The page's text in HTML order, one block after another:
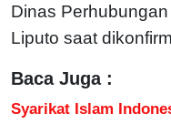
Dinas
Liputo saat
Baca Juga :
Syarikat Islam